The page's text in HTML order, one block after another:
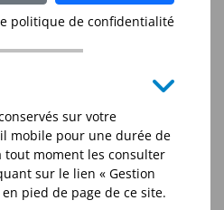
politique de confidentialité
sur votre
mobile pour une durée de
tout moment les consulter
sur le lien « Gestion
pied de page de ce site.
pour les durées
de la relation
qui est conservée 10 ans
légal d’archivage.
personnel sensibles
le temps du